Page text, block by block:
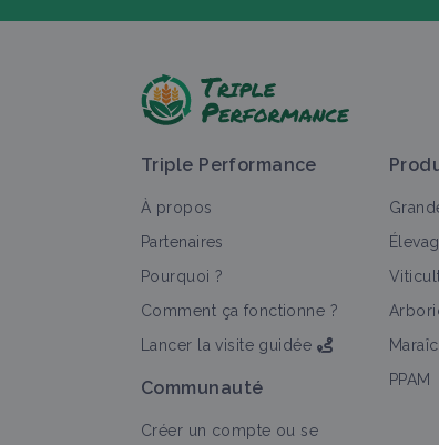
Triple Performance
À propos
Partenaires
Pourquoi ?
Comment ça fonctionne ?
Lancer la visite guidée
Communauté
Créer un compte ou se
PPAM